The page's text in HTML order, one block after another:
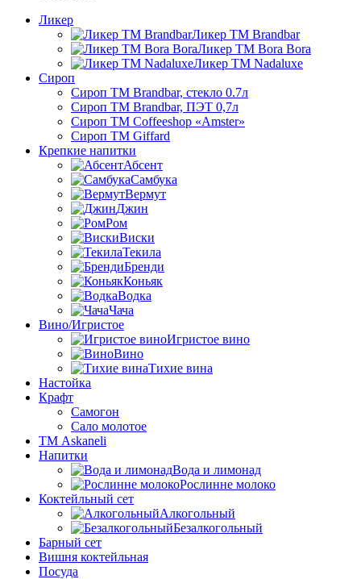
Ликер
Ликер ТМ Brandbar
Ликер ТМ Bora Bora
Ликер ТМ Nadaluxe
Сироп
Сироп TM Brandbar, стекло 0.7л
Сироп TM Brandbar, ПЭТ 0,7л
Сироп TM Coffeeshop «Amster»
Сироп TM Giffard
Крепкие напитки
Абсент
Самбука
Вермут
Джин
Ром
Виски
Текила
Бренди
Коньяк
Водка
Чача
Вино/Игристое
Игристое вино
Вино
Тихие вина
Настойка
Крафт
Самогон
Сало молотое
ТМ Askaneli
Напитки
Вода и лимонад
Рослинне молоко
Коктейльный сет
Алкогольный
Безалкогольный
Барный сет
Вишня коктейльная
Посуда